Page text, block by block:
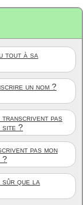
tout à sa
un nom ?
transcrivent pas
site ?
pas mon
?
sûr que la